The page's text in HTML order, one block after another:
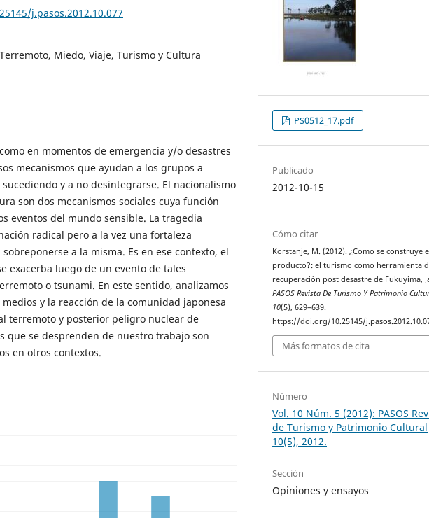
j.pasos.2012.10.077
Miedo, Viaje, Turismo y Cultura
en momentos de emergencia y/o desastres
mecanismos que ayudan a los grupos a
y a no desintegrarse. El nacionalismo
son dos mecanismos sociales cuya función
eventos del mundo sensible. La tragedia
radical pero a la vez una fortaleza
a la misma. Es en ese contexto, el
exacerba luego de un evento de tales
o tsunami. En este sentido, analizamos
y la reacción de la comunidad japonesa
terremoto y posterior peligro nuclear de
que se desprenden de nuestro trabajo son
en otros contextos.
PS0512_17.pdf
Publicado
2012-10-15
Cómo citar
Korstanje, M. (2012). ¿Como se construye
producto?: el turismo como herramienta
recuperación post desastre de Fukuyima,
PASOS Revista De Turismo Y Patrimonio
10(5), 629–639.
https://doi.org/10.25145/
Más formatos de cita
Número
Vol. 10 Núm. 5 (2012): PASOS
de Turismo y Patrimonio Cultural
10(5), 2012.
Sección
Opiniones y ensayos